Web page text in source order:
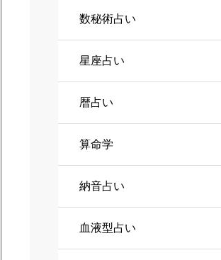
数秘術占い
星座占い
暦占い
算命学
納音占い
血液型占い